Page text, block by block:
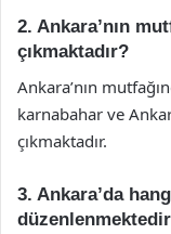
2. Ankara’nın
çıkmaktadır?
Ankara’nın
karnabahar ve
çıkmaktadır.
3. Ankara’da